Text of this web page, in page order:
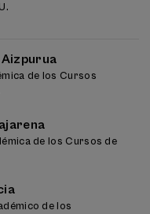
de los Cursos
de los Cursos de
de los